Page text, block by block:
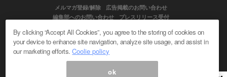
メルマガ登録/解除
広告掲載のお問い合わせ
編集部へのお問い合わせ
プレスリリース受付
Powered by
© 1999-2026 Magmag, Inc. All Rights Reserved
By clicking “Accept All Cookies”, you agree to the storing of cookies on
your device to enhance site navigation, analyze site usage, and assist in
our marketing efforts.Coolie policy
ok